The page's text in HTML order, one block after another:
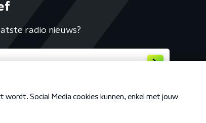
radio nieuws?